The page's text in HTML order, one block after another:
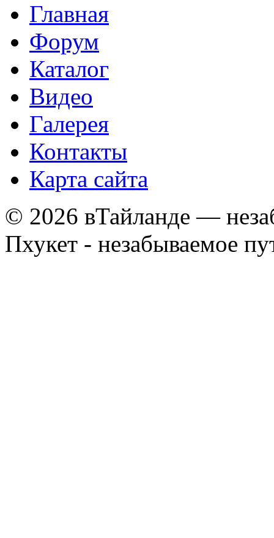
Главная
Форум
Каталог
Видео
Галерея
Контакты
Карта сайта
© 2026 вТайланде —
Пхукет - незабываемое